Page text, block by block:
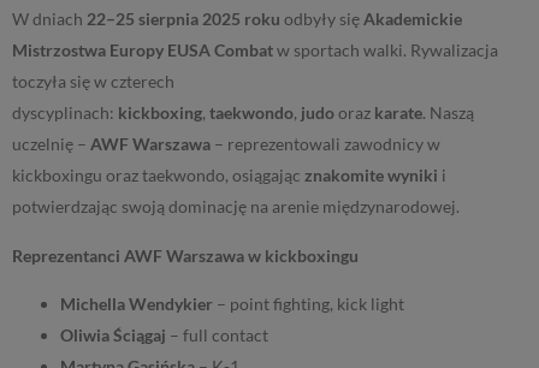
W dniach 22–25 sierpnia 2025 roku odbyły sięAkademickie
Mistrzostwa Europy EUSA Combatw sportach walki. Rywalizacja
toczyła się w czterech
dyscyplinach: kickboxing, taekwondo, judooraz karate. Naszą
uczelnię – AWF Warszawa – reprezentowali zawodnicy w
kickboxingu oraz taekwondo, osiągając znakomite wyniki i
potwierdzając swoją dominację na arenie międzynarodowej.
Reprezentanci AWF Warszawa w kickboxingu
Michella Wendykier – point fighting, kick light
Oliwia Ściągaj – full contact